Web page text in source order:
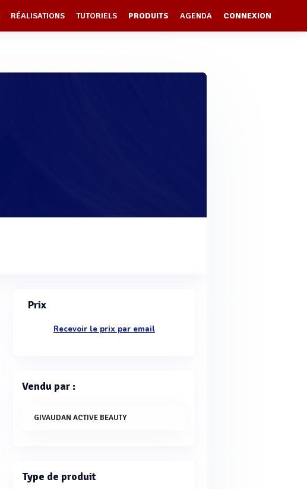
RÉALISATIONS TUTORIELS PRODUITS AGENDA CONNEXION
Prix
Recevoir le prix par email
Vendu par :
GIVAUDAN ACTIVE BEAUTY
Type de produit